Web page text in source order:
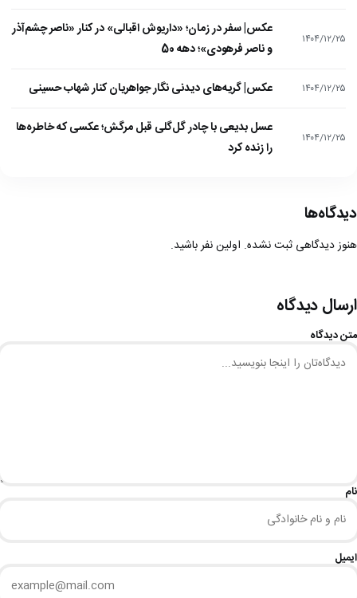
۱۴۰۴/۱۲/۲۵
عکس| سفر در زمان؛ «داریوش اقبالی» در کنار «ناصر چشم‌آذر
و ناصر فرهودی»؛ دهه 50
۱۴۰۴/۱۲/۲۵ عکس| گریه‌های دیدنی نگار جواهریان کنار شهاب حسینی
۱۴۰۴/۱۲/۲۵
عسل بدیعی با چادر گل‌گلی قبل مرگش؛ عکسی که خاطره‌ها
را زنده کرد
دیدگاه‌ها
هنوز دیدگاهی ثبت نشده. اولین نفر باشید.
ارسال دیدگاه
متن دیدگاه
نام
ایمیل